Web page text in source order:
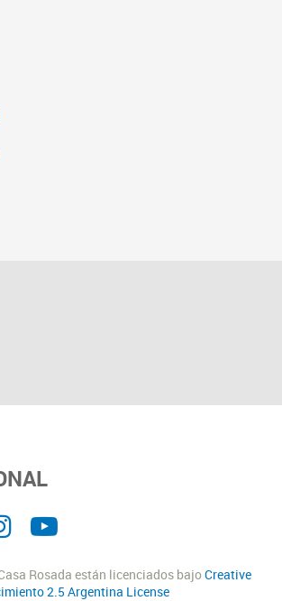
Rosada están licenciados bajoCreative
2.5 Argentina License